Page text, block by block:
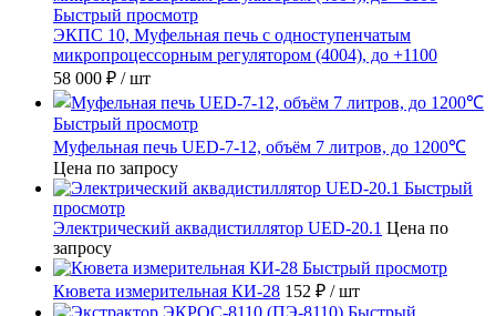
Быстрый просмотр
ЭКПС 10, Муфельная печь с одноступенчатым
микропроцессорным регулятором (4004), до +1100
58 000 ₽ / шт
Быстрый просмотр
Муфельная печь UED-7-12, объём 7 литров, до 1200℃
Цена по запросу
Быстрый
просмотр
Электрический аквадистиллятор UED-20.1 Цена по
запросу
Быстрый просмотр
Кювета измерительная КИ-28 152 ₽ / шт
Быстрый